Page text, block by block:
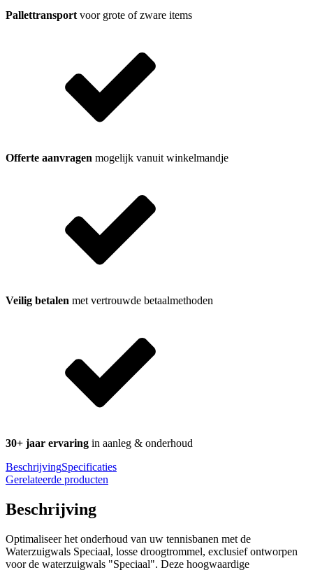
Pallettransport voor grote of zware items
Offerte aanvragen mogelijk vanuit winkelmandje
Veilig betalen met vertrouwde betaalmethoden
30+ jaar ervaring in aanleg & onderhoud
BeschrijvingSpecificaties
Gerelateerde producten
Beschrijving
Optimaliseer het onderhoud van uw tennisbanen met de
Waterzuigwals Speciaal, losse droogtrommel, exclusief ontworpen
voor de waterzuigwals "Speciaal". Deze hoogwaardige